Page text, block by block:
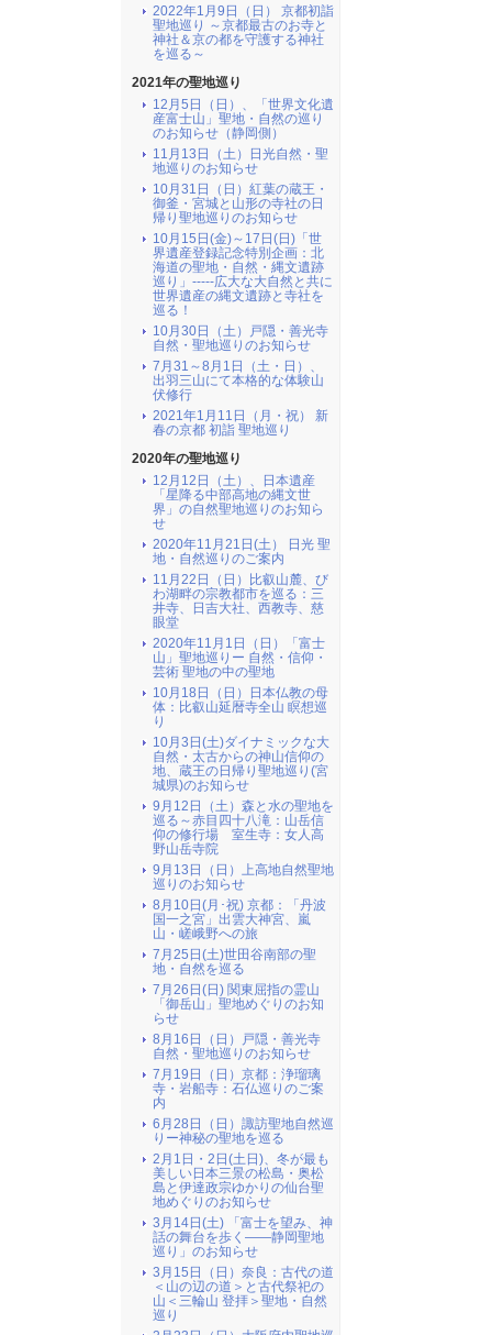
2022年1月9日（日） 京都初詣
聖地巡り ～京都最古のお寺と
神社＆京の都を守護する神社
を巡る～
2021年の聖地巡り
12月5日（日）、「世界文化遺
産富士山」聖地・自然の巡り
のお知らせ（静岡側）
11月13日（土）日光自然・聖
地巡りのお知らせ
10月31日（日）紅葉の蔵王・
御釜・宮城と山形の寺社の日
帰り聖地巡りのお知らせ
10月15日(金)～17日(日)「世
界遺産登録記念特別企画：北
海道の聖地・自然・縄文遺跡
巡り」-----広大な大自然と共に
世界遺産の縄文遺跡と寺社を
巡る！
10月30日（土）戸隠・善光寺
自然・聖地巡りのお知らせ
7月31～8月1日（土・日）、
出羽三山にて本格的な体験山
伏修行
2021年1月11日（月・祝） 新
春の京都 初詣 聖地巡り
2020年の聖地巡り
12月12日（土）、日本遺産
「星降る中部高地の縄文世
界」の自然聖地巡りのお知ら
せ
2020年11月21日(土） 日光 聖
地・自然巡りのご案内
11月22日（日）比叡山麓、び
わ湖畔の宗教都市を巡る：三
井寺、日吉大社、西教寺、慈
眼堂
2020年11月1日（日）「富士
山」聖地巡りー 自然・信仰・
芸術 聖地の中の聖地
10月18日（日）日本仏教の母
体：比叡山延暦寺全山 瞑想巡
り
10月3日(土)ダイナミックな大
自然・太古からの神山信仰の
地、蔵王の日帰り聖地巡り(宮
城県)のお知らせ
9月12日（土）森と水の聖地を
巡る～赤目四十八滝：山岳信
仰の修行場 室生寺：女人高
野山岳寺院
9月13日（日）上高地自然聖地
巡りのお知らせ
8月10日(月･祝) 京都：「丹波
国一之宮」出雲大神宮、嵐
山・嵯峨野への旅
7月25日(土)世田谷南部の聖
地・自然を巡る
7月26日(日) 関東屈指の霊山
「御岳山」聖地めぐりのお知
らせ
8月16日（日）戸隠・善光寺
自然・聖地巡りのお知らせ
7月19日（日）京都：浄瑠璃
寺・岩船寺：石仏巡りのご案
内
6月28日（日）諏訪聖地自然巡
りー神秘の聖地を巡る
2月1日・2日(土日)、冬が最も
美しい日本三景の松島・奥松
島と伊達政宗ゆかりの仙台聖
地めぐりのお知らせ
3月14日(土) 「富士を望み、神
話の舞台を歩く――静岡聖地
巡り」のお知らせ
3月15日（日）奈良：古代の道
＜山の辺の道＞と古代祭祀の
山＜三輪山 登拝＞聖地・自然
巡り